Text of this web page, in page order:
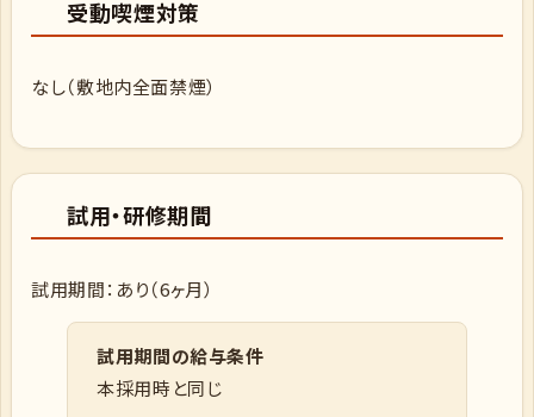
受動喫煙対策
なし（敷地内全面禁煙）
試用・研修期間
試用期間：あり（6ヶ月）
試用期間の給与条件
本採用時と同じ